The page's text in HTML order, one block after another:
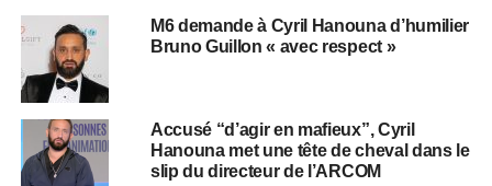
M6 demande à Cyril Hanouna d’humilier
Bruno Guillon « avec respect »
Accusé “d’agir en mafieux”, Cyril
Hanouna met une tête de cheval dans le
slip du directeur de l’ARCOM